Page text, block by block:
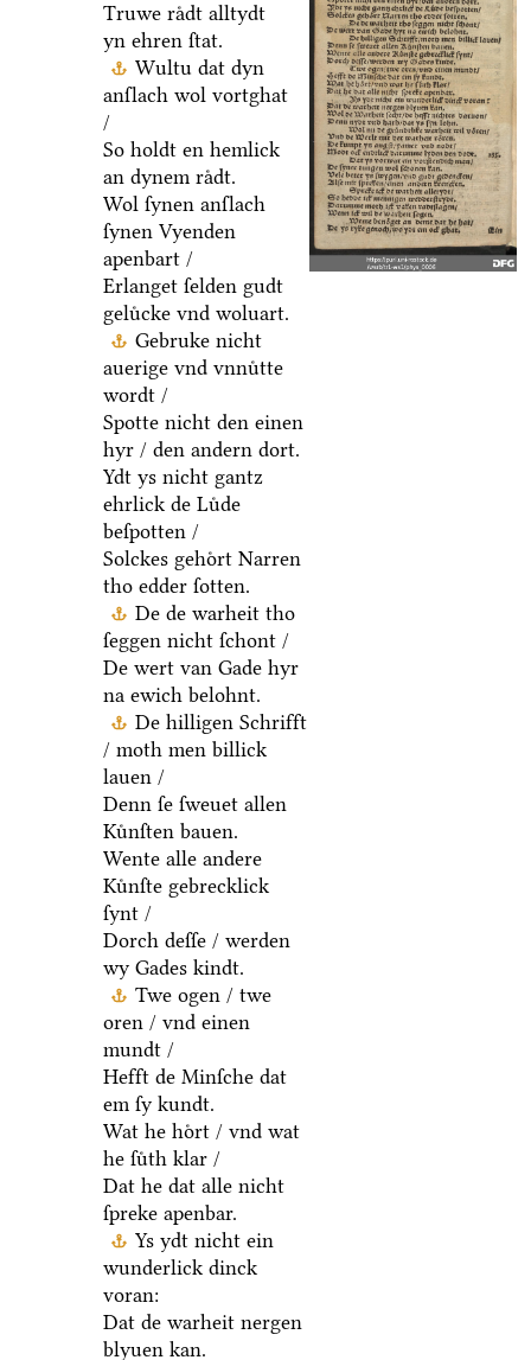
Truwe raͤdt alltydt
yn ehren ſtat.
Wultu dat dyn
anſlach wol vortghat
/
So holdt en hemlick
an dynem raͤdt.
Wol ſynen anſlach
ſynen Vyenden
apenbart /
Erlanget ſelden gudt
geluͤcke vnd woluart.
Gebruke nicht
auerige vnd vnnuͤtte
wordt /
Spotte nicht den einen
hyr / den andern dort.
Ydt ys nicht gantz
ehrlick de Luͤde
beſpotten /
Solckes gehoͤrt Narren
tho edder ſotten.
De de warheit tho
ſeggen nicht ſchont /
De wert van Gade hyr
na ewich belohnt.
De hilligen Schrifft
/ moth men billick
lauen /
Denn ſe ſweuet allen
Kuͤnſten bauen.
Wente alle andere
Kuͤnſte gebrecklick
ſynt /
Dorch deſſe / werden
wy Gades kindt.
Twe ogen / twe
oren / vnd einen
mundt /
Hefft de Minſche dat
em ſy kundt.
Wat he hoͤrt / vnd wat
he ſuͤth klar /
Dat he dat alle nicht
ſpreke apenbar.
Ys ydt nicht ein
wunderlick dinck
voran:
Dat de warheit nergen
blyuen kan.